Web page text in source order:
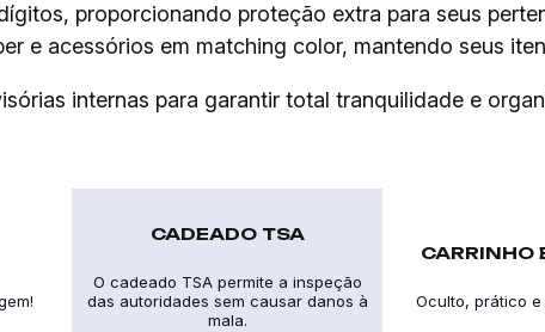
proporcionando proteção extra para seus
e acessórios em matching color, mantendo seus
internas para garantir total tranquilidade e
CADEADO TSA
O cadeado TSA permite a inspeção
das autoridades sem causar danos à
mala.
CARRINHO
Oculto, prático